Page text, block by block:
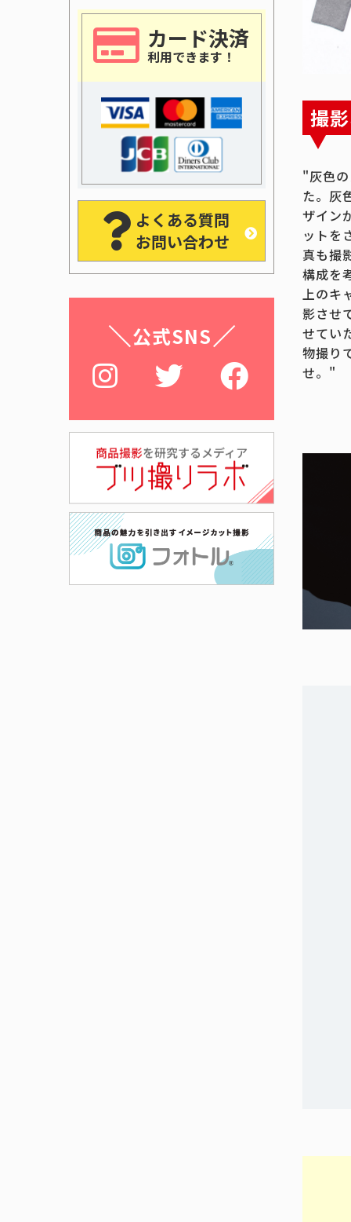
撮
"灰色
た。灰
ザイン
ットを
真も撮
構成を
上のキ
影させ
せてい
物撮り
せ。"
カード決済
利用できます！
よくある質問
お問い合わせ
公式SNS